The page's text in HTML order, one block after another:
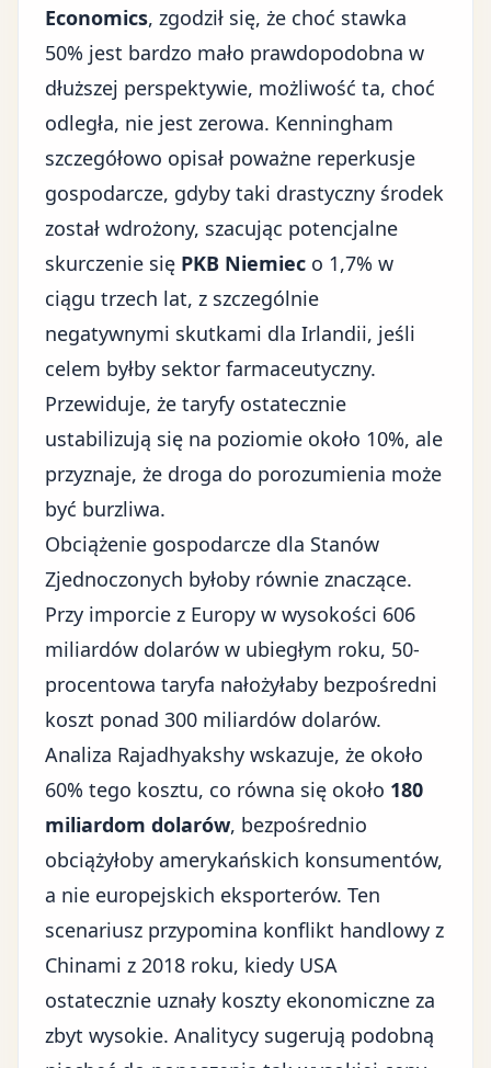
Economics, zgodził się, że choć stawka
50% jest bardzo mało prawdopodobna w
dłuższej perspektywie, możliwość ta, choć
odległa, nie jest zerowa. Kenningham
szczegółowo opisał poważne reperkusje
gospodarcze, gdyby taki drastyczny środek
został wdrożony, szacując potencjalne
skurczenie się PKB Niemiec o 1,7% w
ciągu trzech lat, z szczególnie
negatywnymi skutkami dla Irlandii, jeśli
celem byłby sektor farmaceutyczny.
Przewiduje, że taryfy ostatecznie
ustabilizują się na poziomie około 10%, ale
przyznaje, że droga do porozumienia może
być burzliwa.
Obciążenie gospodarcze dla Stanów
Zjednoczonych byłoby równie znaczące.
Przy imporcie z Europy w wysokości 606
miliardów dolarów w ubiegłym roku, 50-
procentowa taryfa nałożyłaby bezpośredni
koszt ponad 300 miliardów dolarów.
Analiza Rajadhyakshy wskazuje, że około
60% tego kosztu, co równa się około 180
miliardom dolarów, bezpośrednio
obciążyłoby amerykańskich konsumentów,
a nie europejskich eksporterów. Ten
scenariusz przypomina konflikt handlowy z
Chinami z 2018 roku, kiedy USA
ostatecznie uznały koszty ekonomiczne za
zbyt wysokie. Analitycy sugerują podobną